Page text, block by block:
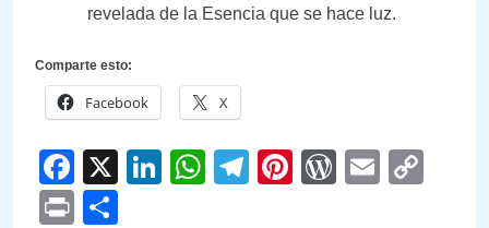
revelada de la Esencia que se hace luz.
Comparte esto:
Facebook X
Facebook
X LinkedIn
WhatsApp
Telegram
PinterestEmail
Print